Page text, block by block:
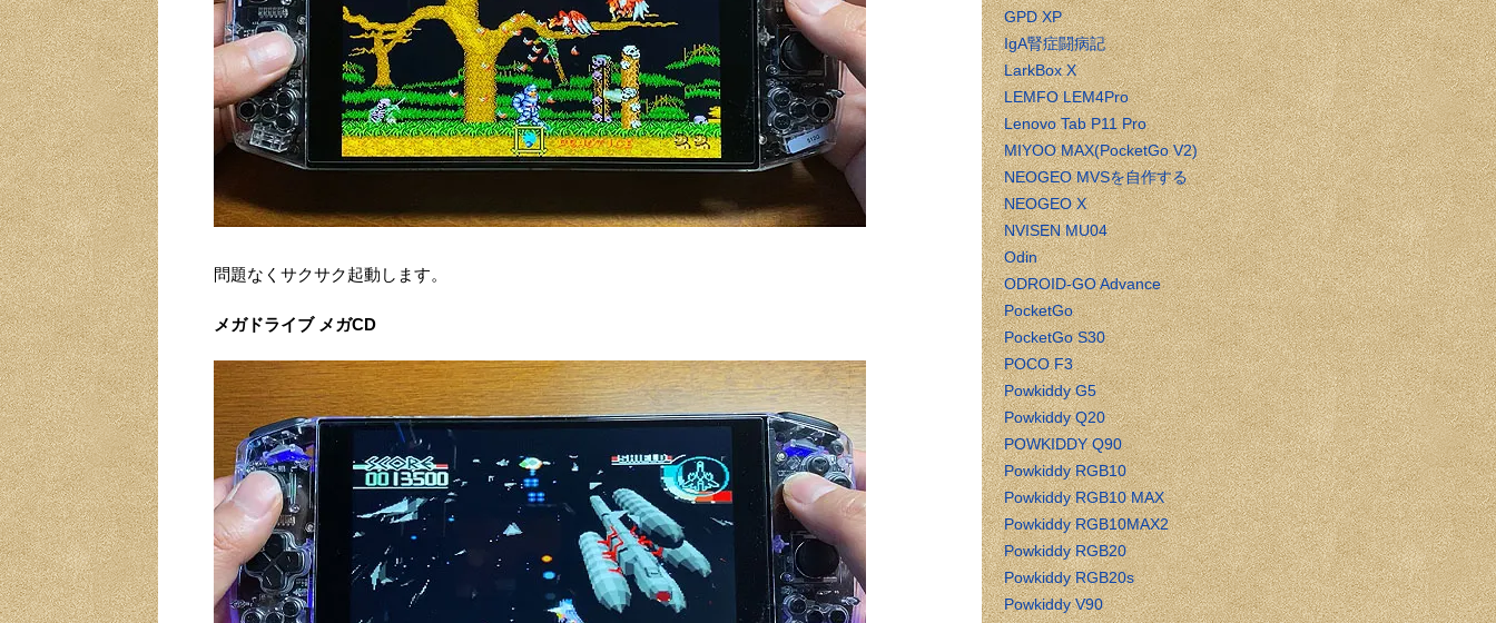
問題なくサクサク起動します。
メガドライブ メガCD
GPD XP
IgA腎症闘病記
LarkBox X
LEMFO LEM4Pro
Lenovo Tab P11 Pro
MIYOO MAX(PocketGo V2)
NEOGEO MVSを自作する
NEOGEO X
NVISEN MU04
Odin
ODROID-GO Advance
PocketGo
PocketGo S30
POCO F3
Powkiddy G5
Powkiddy Q20
POWKIDDY Q90
Powkiddy RGB10
Powkiddy RGB10 MAX
Powkiddy RGB10MAX2
Powkiddy RGB20
Powkiddy RGB20s
Powkiddy V90